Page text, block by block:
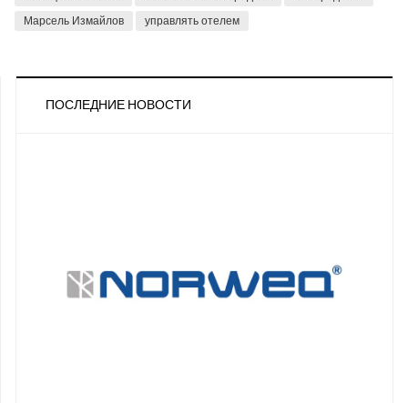
Марсель Измайлов
управлять отелем
ПОСЛЕДНИЕ НОВОСТИ